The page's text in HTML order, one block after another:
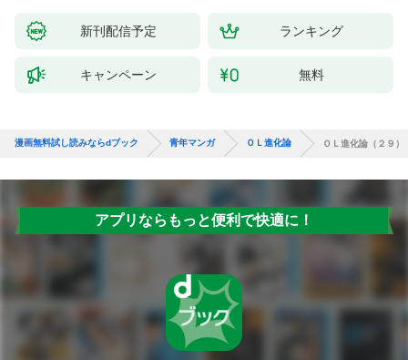
新刊配信予定 ランキング
キャンペーン 無料
漫画無料試し読みならdブック 青年マンガ ＯＬ進化論 ＯＬ進化論（２９）
アプリならもっと便利で快適に！